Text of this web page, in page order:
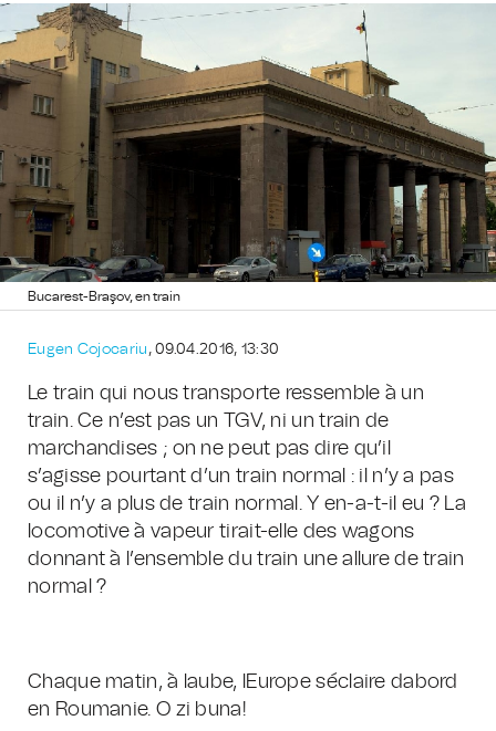
Bucarest-Braşov, en train
Eugen Cojocariu , 09.04.2016, 13:30
Le train qui nous transporte ressemble à un
train. Ce n’est pas un TGV, ni un train de
marchandises ; on ne peut pas dire qu’il
s’agisse pourtant d’un train normal : il n’y a pas
ou il n’y a plus de train normal. Y en-a-t-il eu ? La
locomotive à vapeur tirait-elle des wagons
donnant à l’ensemble du train une allure de train
normal ?
Chaque matin, à laube, lEurope séclaire dabord
en Roumanie. O zi buna!